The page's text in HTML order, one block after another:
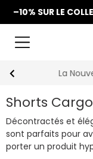
–10% SUR LE
La
Shorts
Décontractés et
sont parfaits pour
porter un produit